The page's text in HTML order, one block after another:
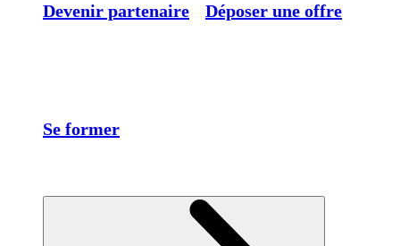
Devenir partenaire Déposer une offre
Se former